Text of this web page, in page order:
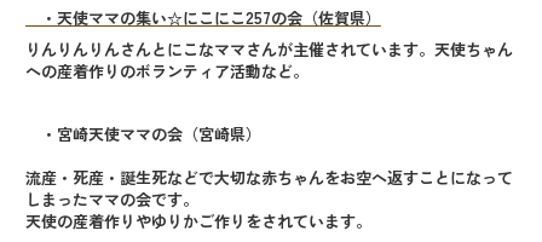
・天使ママの集い☆にこにこ257の会（佐賀県）
りんりんりんさんとにこなママさんが主催されています。天使ちゃん
への産着作りのボランティア活動など。
・宮崎天使ママの会（宮崎県）
流産・死産・誕生死などで大切な赤ちゃんをお空へ返すことになって
しまったママの会です。
天使の産着作りやゆりかご作りをされています。